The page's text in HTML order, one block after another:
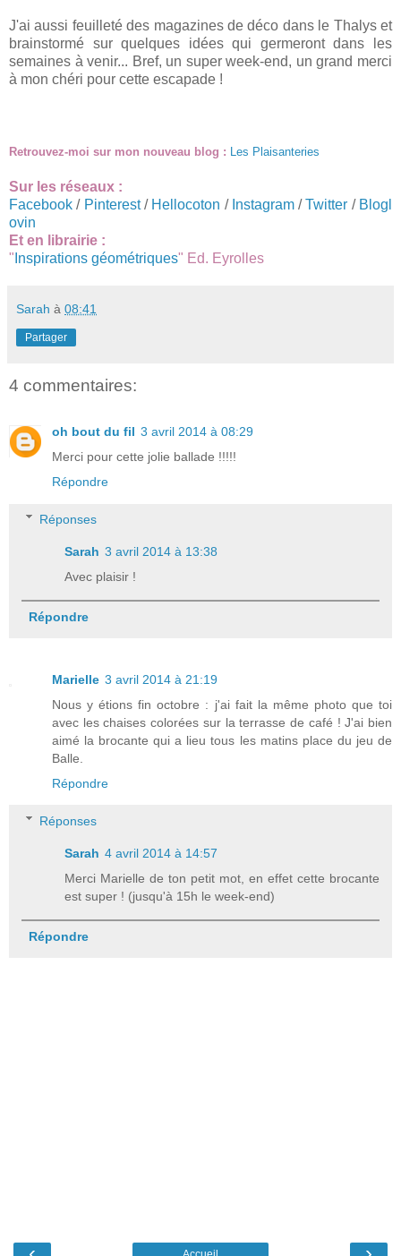
J'ai aussi feuilleté des magazines de déco dans le Thalys et
brainstormé sur quelques idées qui germeront dans les
semaines à venir... Bref, un super week-end, un grand merci
à mon chéri pour cette escapade !
Retrouvez-moi sur mon nouveau blog : Les Plaisanteries
Sur les réseaux :
Facebook / Pinterest/ Hellocoton / Instagram/Twitter / Blogl
ovin
Et en librairie :
" Inspirations géométriques" Ed. Eyrolles
Sarah à 08:41
Partager
4 commentaires:
oh bout du fil 3 avril 2014 à 08:29
Merci pour cette jolie ballade !!!!!
Répondre
Réponses
Sarah 3 avril 2014 à 13:38
Avec plaisir !
Répondre
Marielle 3 avril 2014 à 21:19
Nous y étions fin octobre : j'ai fait la même photo que toi
avec les chaises colorées sur la terrasse de café ! J'ai bien
aimé la brocante qui a lieu tous les matins place du jeu de
Balle.
Répondre
Réponses
Sarah 4 avril 2014 à 14:57
Merci Marielle de ton petit mot, en effet cette brocante
est super ! (jusqu'à 15h le week-end)
Répondre